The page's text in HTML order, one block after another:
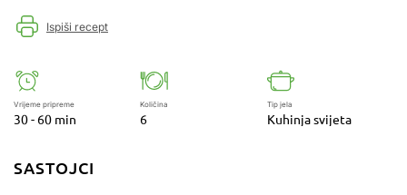
Ispiši recept
Vrijeme pripreme
30 - 60 min
Količina
6
Tip jela
Kuhinja svijeta
SASTOJCI